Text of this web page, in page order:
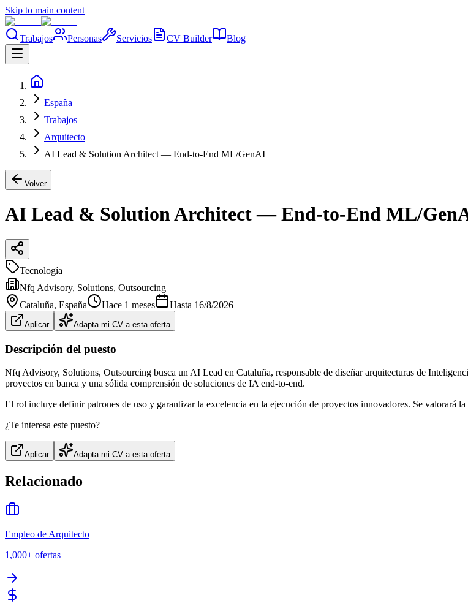
Skip to main content
Trabajos Personas Servicios CV Builder Blog
España
Trabajos
Arquitecto
AI Lead & Solution Architect — End-to-End ML/GenAI
Volver
AI Lead & Solution Architect — End-to-End ML/
Tecnología
Nfq Advisory, Solutions, Outsourcing
Cataluña, España Hace 1 meses Hasta 16/8/2026
Aplicar Adapta mi CV a esta oferta
Descripción del puesto
Nfq Advisory, Solutions, Outsourcing busca un AI Lead en Cataluña, responsable de diseñar arquitecturas de
proyectos en banca y una sólida comprensión de soluciones de IA end-to-end.
El rol incluye definir patrones de uso y garantizar la excelencia en la ejecución de proyectos innovadores. Se valorará
¿Te interesa este puesto?
Aplicar Adapta mi CV a esta oferta
Relacionado
Empleo de Arquitecto
1,000+ ofertas